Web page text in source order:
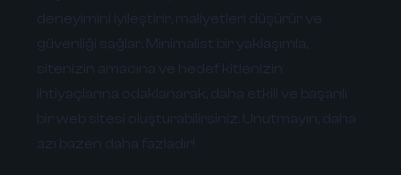
deneyimini iyileştirir, maliyetleri düşürür ve
güvenliği sağlar. Minimalist bir yaklaşımla,
sitenizin amacına ve hedef kitlenizin
ihtiyaçlarına odaklanarak, daha etkili ve başarılı
bir web sitesi oluşturabilirsiniz. Unutmayın, daha
azı bazen daha fazladır!